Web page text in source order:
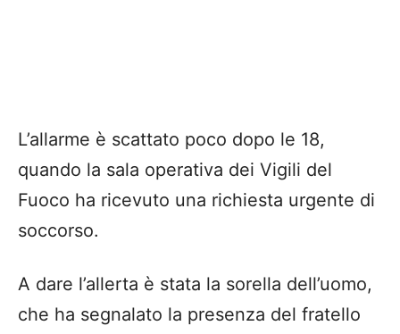
L’allarme è scattato poco dopo le 18,
quando la sala operativa dei Vigili del
Fuoco ha ricevuto una richiesta urgente di
soccorso.
A dare l’allerta è stata la sorella dell’uomo,
che ha segnalato la presenza del fratello